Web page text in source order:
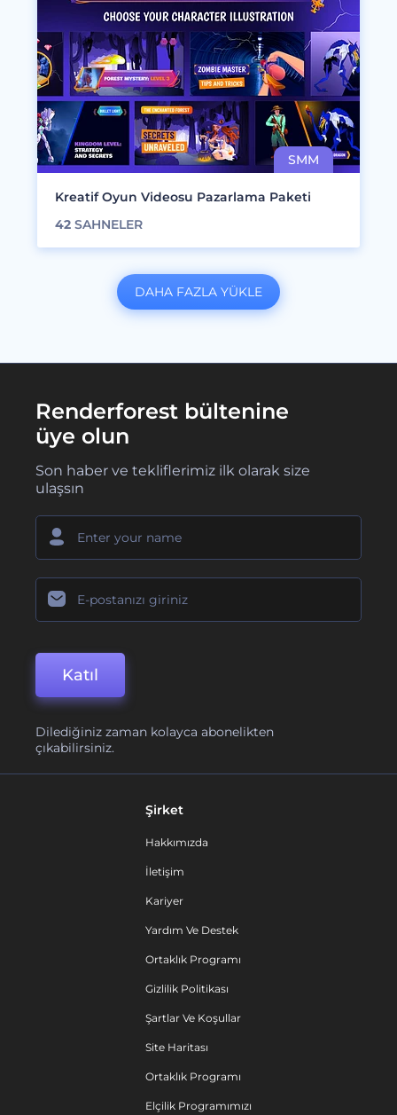
Kreatif Oyun Videosu Pazarlama Paketi
42 SAHNELER
DAHA FAZLA YÜKLE
Renderforest bültenine
üye olun
Son haber ve tekliflerimiz ilk olarak size
ulaşsın
Katıl
Dilediğiniz zaman kolayca abonelikten
çıkabilirsiniz.
Şirket
Hakkımızda
İletişim
Kariyer
Yardım Ve Destek
Ortaklık Programı
Gizlilik Politikası
Şartlar Ve Koşullar
Site Haritası
Ortaklık Programı
Elçilik Programımızı